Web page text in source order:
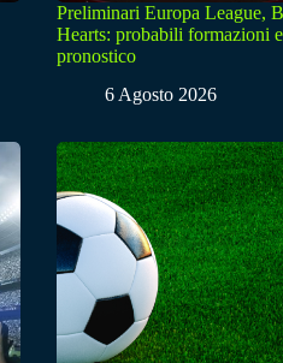
Preliminari Europa League,
Hearts: probabili formazioni e
pronostico
6 Agosto 2026